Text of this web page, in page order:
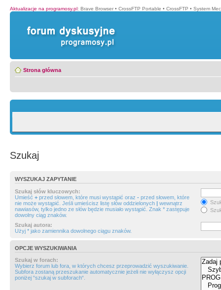
Aktualizacje na programosy.pl: Brave Browser • CrossFTP Portable • CrossFTP • System
Strona główna
Szukaj
WYSZUKAJ ZAPYTANIE
Szukaj słów kluczowych:
Umieść + przed słowem, które musi wystąpić oraz - przed słowem, które
nie może wystąpić. Jeśli umieścisz listę słów oddzielonych | wewnątrz
nawiasów, tylko jedno ze słów będzie musiało wystąpić. Znak * zastępuje
dowolny ciąg znaków.
Szukaj autora:
Użyj * jako zamiennika dowolnego ciągu znaków.
OPCJE WYSZUKIWANIA
Szukaj w forach:
Wybierz forum lub fora, w których chcesz przeprowadzić wyszukiwanie.
Subfora zostaną przeszukanie automatycznie jeżeli nie wyłączysz opcji
poniżej “szukaj w subforach“.